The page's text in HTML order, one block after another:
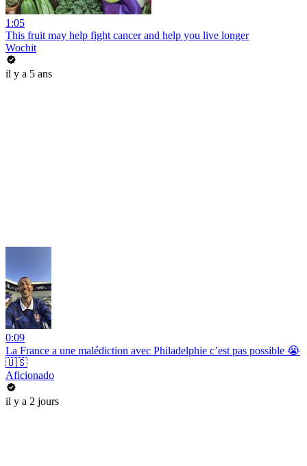
1:05
This fruit may help fight cancer and help you live longer
Wochit
il y a 5 ans
0:09
La France a une malédiction avec Philadelphie c’est pas possible 😭
🇺🇸
Aficionado
il y a 2 jours